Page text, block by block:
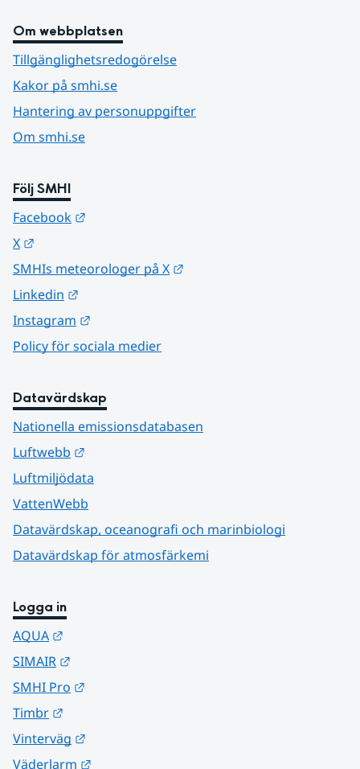
Om webbplatsen
Tillgänglighetsredogörelse
Kakor på smhi.se
Hantering av personuppgifter
Om smhi.se
Följ SMHI
Facebook
X
SMHIs meteorologer på X
Linkedin
Instagram
Policy för sociala medier
Datavärdskap
Nationella emissionsdatabasen
Luftwebb
Luftmiljödata
VattenWebb
Datavärdskap, oceanografi och marinbiologi
Datavärdskap för atmosfärkemi
Logga in
AQUA
SIMAIR
SMHI Pro
Timbr
Vinterväg
Väderlarm